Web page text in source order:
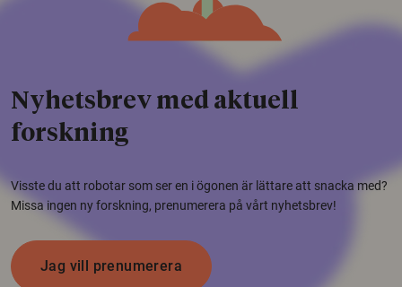
Nyhetsbrev med aktuell
forskning
Visste du att robotar som ser en i ögonen är lättare att snacka med?
Missa ingen ny forskning, prenumerera på vårt nyhetsbrev!
Jag vill prenumerera